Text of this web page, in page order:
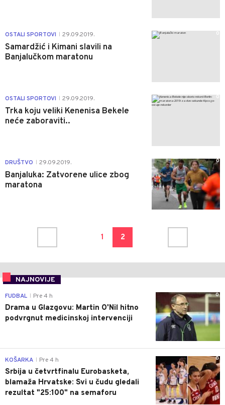
OSTALI SPORTOVI 29.09.2019.
Samardžić i Kimani slavili na
Banjalučkom maratonu
0
OSTALI SPORTOVI 29.09.2019.
Trka koju veliki Kenenisa Bekele
neće zaboraviti..
0
DRUŠTVO 29.09.2019.
Banjaluka: Zatvorene ulice zbog
maratona
0
1 2
NAJNOVIJE
0
FUDBAL Pre 4 h
Drama u Glazgovu: Martin O'Nil hitno
podvrgnut medicinskoj intervenciji
0
KOŠARKA Pre 4 h
Srbija u četvrtfinalu Eurobasketa,
blamaža Hrvatske: Svi u čudu gledali
rezultat "25:100" na semaforu